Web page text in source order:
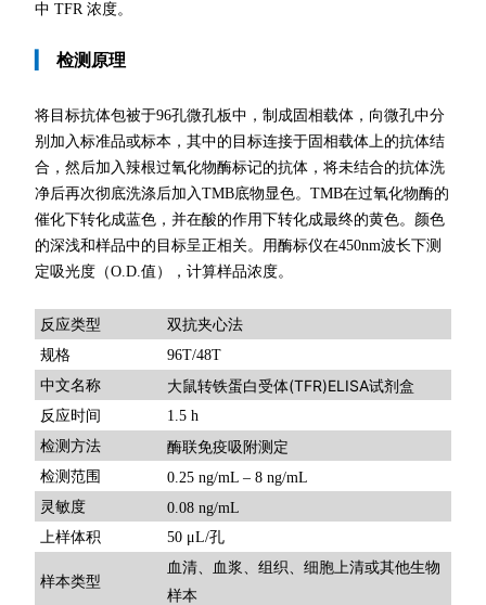
中 TFR 浓度。
检测原理
将目标抗体包被于96孔微孔板中，制成固相载体，向微孔中分
别加入标准品或标本，其中的目标连接于固相载体上的抗体结
合，然后加入辣根过氧化物酶标记的抗体，将未结合的抗体洗
净后再次彻底洗涤后加入TMB底物显色。TMB在过氧化物酶的
催化下转化成蓝色，并在酸的作用下转化成最终的黄色。颜色
的深浅和样品中的目标呈正相关。用酶标仪在450nm波长下测
定吸光度（O.D.值），计算样品浓度。
反应类型 双抗夹心法
规格
96T/48T
中文名称
大鼠转铁蛋白受体(TFR)ELISA试剂盒
反应时间
1.5 h
检测方法
酶联免疫吸附测定
检测范围
0.25 ng/mL – 8 ng/mL
灵敏度
0.08 ng/mL
上样体积
50 μL/孔
样本类型
血清、血浆、组织、细胞上清或其他生物
样本